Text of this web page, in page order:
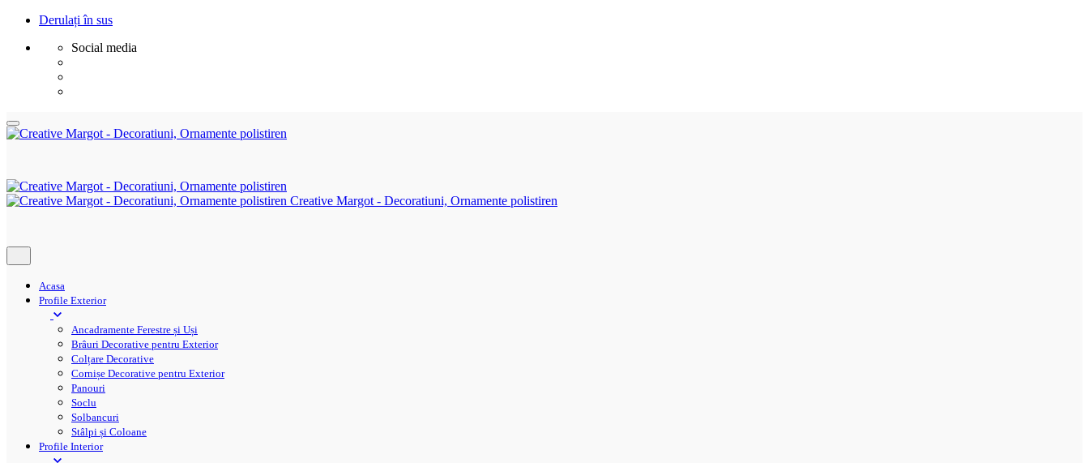
Derulați în sus
Social media
Sări
la
Creative Margot - Decoratiuni, Ornamente polistiren
Acasa
Profile Exterior
Ancadramente Ferestre și Uși
Brâuri Decorative pentru Exterior
Colțare Decorative
Cornișe Decorative pentru Exterior
Panouri
Soclu
Solbancuri
Stâlpi și Coloane
Profile Interior